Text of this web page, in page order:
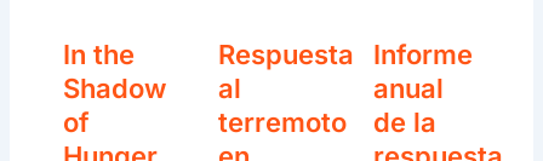
In the
Shadow
of
Respuesta
al
terremoto
Informe
anual
de la